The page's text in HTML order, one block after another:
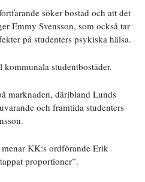
söker bostad och att det
Emmy Svensson, som också tar
på studenters psykiska hälsa.
studentbostäder.
marknaden, däribland Lunds
och framtida studenters
KK:s ordförande Erik
proportioner”.